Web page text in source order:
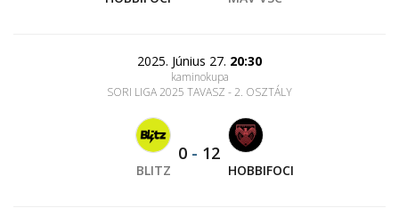
2025. Június 27. 20:30
kaminokupa
SORI LIGA 2025 TAVASZ - 2. OSZTÁLY
BLITZ
0 - 12
HOBBIFOCI